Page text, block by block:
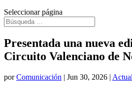
Seleccionar página
Presentada una nueva
Circuito Valenciano de
porComunicación | Jun 30, 2026 |